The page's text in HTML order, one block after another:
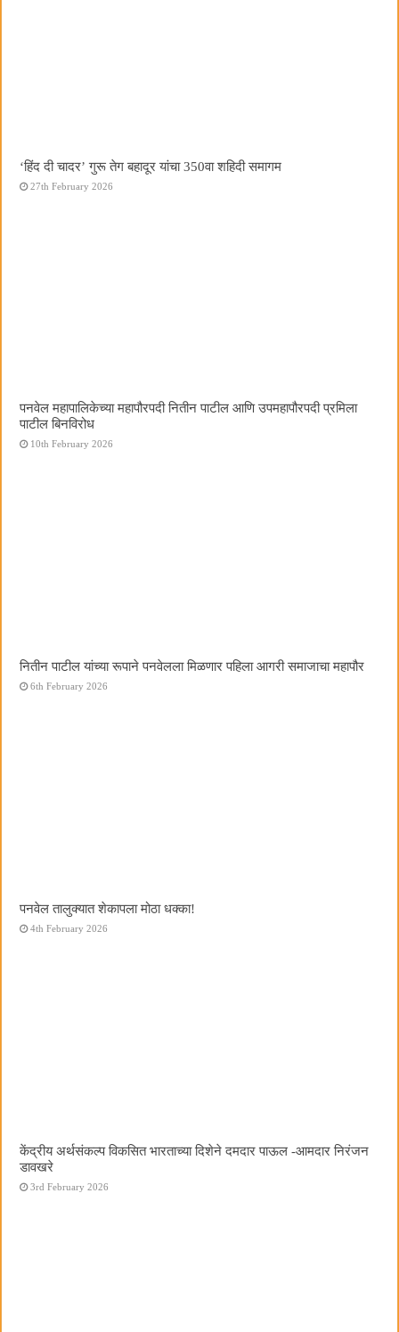
‘हिंद दी चादर’ गुरू तेग बहादूर यांचा 350वा शहिदी समागम
27th February 2026
पनवेल महापालिकेच्या महापौरपदी नितीन पाटील आणि उपमहापौरपदी प्रमिला
पाटील बिनविरोध
10th February 2026
नितीन पाटील यांच्या रूपाने पनवेलला मिळणार पहिला आगरी समाजाचा महापौर
6th February 2026
पनवेल तालुक्यात शेकापला मोठा धक्का!
4th February 2026
केंद्रीय अर्थसंकल्प विकसित भारताच्या दिशेने दमदार पाऊल -आमदार निरंजन
डावखरे
3rd February 2026